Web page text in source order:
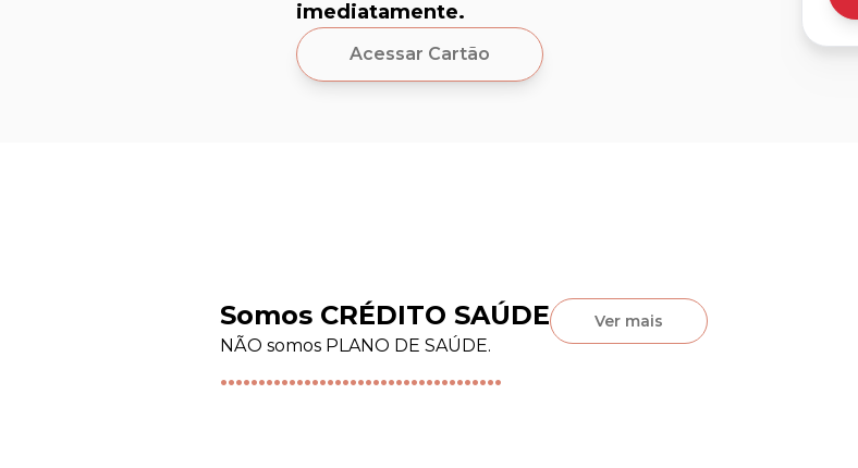
imediatamente.
Acessar Cartão
Somos CRÉDITO SAÚDE
NÃO somos PLANO DE SAÚDE.
.....................................
Ver mais